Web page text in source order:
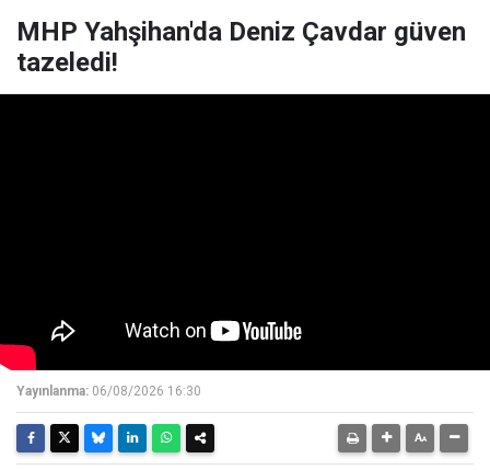
MHP Yahşihan'da Deniz Çavdar güven
tazeledi!
Yayınlanma: 06/08/2026 16:30